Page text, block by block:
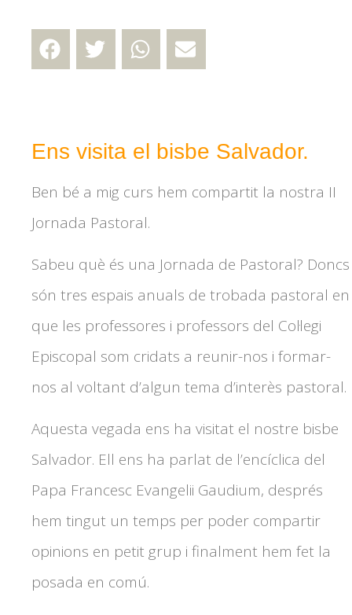
Ens visita el bisbe Salvador.
Ben bé a mig curs hem compartit la nostra II
Jornada Pastoral.
Sabeu què és una Jornada de Pastoral? Doncs
són tres espais anuals de trobada pastoral en
que les professores i professors del Col·legi
Episcopal som cridats a reunir-nos i formar-
nos al voltant d’algun tema d’interès pastoral.
Aquesta vegada ens ha visitat el nostre bisbe
Salvador. Ell ens ha parlat de l’encíclica del
Papa Francesc Evangelii Gaudium, després
hem tingut un temps per poder compartir
opinions en petit grup i finalment hem fet la
posada en comú.